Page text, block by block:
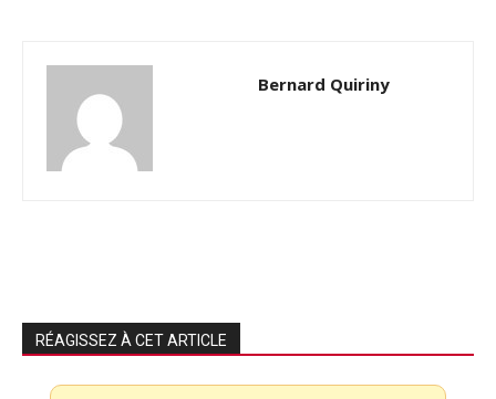
Bernard Quiriny
RÉAGISSEZ À CET ARTICLE